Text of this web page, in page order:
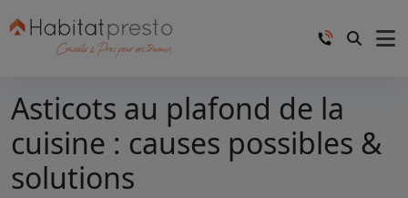
Asticots au plafond de la
cuisine : causes possibles &
solutions